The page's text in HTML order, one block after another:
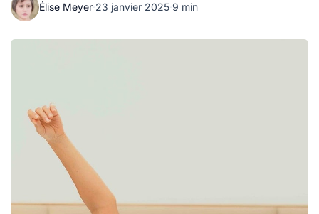
Élise Meyer·23 janvier 2025·9 min